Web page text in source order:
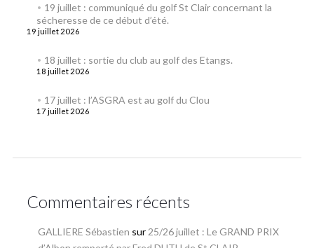
19 juillet : communiqué du golf St Clair concernant la
sécheresse de ce début d’été.
19 juillet 2026
18 juillet : sortie du club au golf des Etangs.
18 juillet 2026
17 juillet : l’ASGRA est au golf du Clou
17 juillet 2026
Commentaires récents
GALLIERE Sébastien sur 25/26 juillet : Le GRAND PRIX